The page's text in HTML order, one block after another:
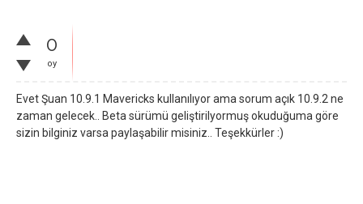
0
oy
Evet Şuan 10.9.1 Mavericks kullanılıyor ama sorum açık 10.9.2 ne
zaman gelecek.. Beta sürümü geliştirilyormuş okuduğuma göre
sizin bilginiz varsa paylaşabilir misiniz.. Teşekkürler :)